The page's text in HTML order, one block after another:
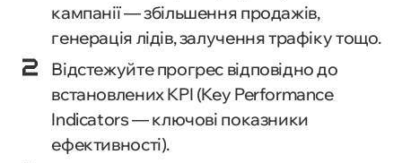
кампанії — збільшення продажів,
генерація лідів, залучення трафіку тощо.
Відстежуйте прогрес відповідно до
встановлених KPI (Key Performance
Indicators — ключові показники
ефективності).